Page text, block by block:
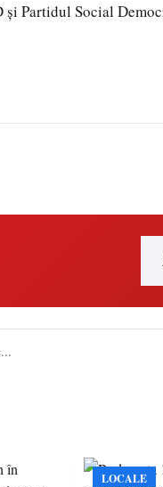
Partidul Social
LOCALE